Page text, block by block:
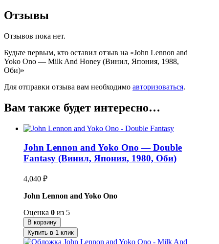
Отзывы
Отзывов пока нет.
Будьте первым, кто оставил отзыв на «John Lennon and
Yoko Ono — Milk And Honey (Винил, Япония, 1988,
Оби)»
Для отправки отзыва вам необходимо авторизоваться.
Вам также будет интересно…
John Lennon and Yoko Ono — Double
Fantasy (Винил, Япония, 1980, Оби)
4,040 ₽
John Lennon and Yoko Ono
Оценка 0 из 5
В корзину
Купить в 1 клик